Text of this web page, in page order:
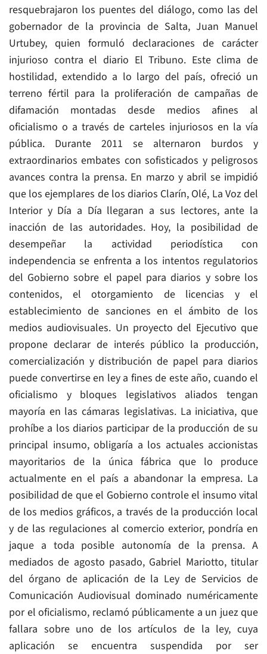
resquebrajaron los puentes del diálogo, como las del
gobernador de la provincia de Salta, Juan Manuel
Urtubey, quien formuló declaraciones de carácter
injurioso contra el diario El Tribuno. Este clima de
hostilidad, extendido a lo largo del país, ofreció un
terreno fértil para la proliferación de campañas de
difamación montadas desde medios afines al
oficialismo o a través de carteles injuriosos en la vía
pública. Durante 2011 se alternaron burdos y
extraordinarios embates con sofisticados y peligrosos
avances contra la prensa. En marzo y abril se impidió
que los ejemplares de los diarios Clarín, Olé, La Voz del
Interior y Día a Día llegaran a sus lectores, ante la
inacción de las autoridades. Hoy, la posibilidad de
desempeñar la actividad periodística con
independencia se enfrenta a los intentos regulatorios
del Gobierno sobre el papel para diarios y sobre los
contenidos, el otorgamiento de licencias y el
establecimiento de sanciones en el ámbito de los
medios audiovisuales. Un proyecto del Ejecutivo que
propone declarar de interés público la producción,
comercialización y distribución de papel para diarios
puede convertirse en ley a fines de este año, cuando el
oficialismo y bloques legislativos aliados tengan
mayoría en las cámaras legislativas. La iniciativa, que
prohíbe a los diarios participar de la producción de su
principal insumo, obligaría a los actuales accionistas
mayoritarios de la única fábrica que lo produce
actualmente en el país a abandonar la empresa. La
posibilidad de que el Gobierno controle el insumo vital
de los medios gráficos, a través de la producción local
y de las regulaciones al comercio exterior, pondría en
jaque a toda posible autonomía de la prensa. A
mediados de agosto pasado, Gabriel Mariotto, titular
del órgano de aplicación de la Ley de Servicios de
Comunicación Audiovisual dominado numéricamente
por el oficialismo, reclamó públicamente a un juez que
fallara sobre uno de los artículos de la ley, cuya
aplicación se encuentra suspendida por ser